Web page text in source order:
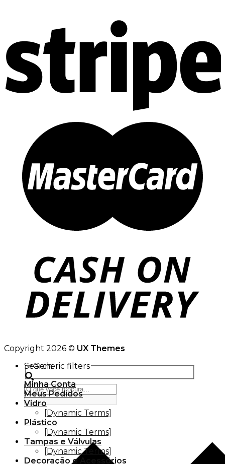
Copyright 2026 © UX Themes
Search
Generic filters
Minha Conta
Meus Pedidos
Vidro
[Dynamic Terms]
Plástico
[Dynamic Terms]
Tampas e Válvulas
[Dynamic Terms]
Decoração e Acessórios